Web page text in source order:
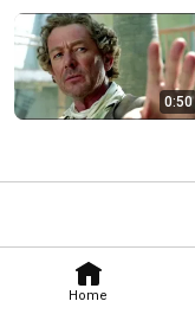
Home
0:50